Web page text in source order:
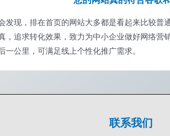
现，排在首页的网站大多都是看起来比较普
追求转化效果，致力为中小企业做好网络营
公里，可满足线上个性化推广需求。
联系我们